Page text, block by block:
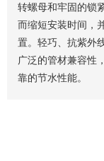
转螺母和牢固的锁
而缩短安装时间，
置。轻巧、抗紫外
广泛的管材兼容性
靠的节水性能。